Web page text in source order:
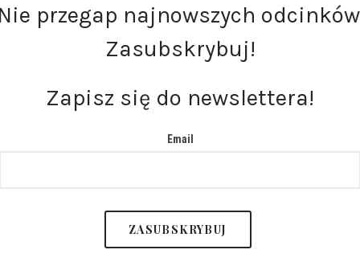
przegap najnowszych
Zasubskrybuj!
Zapisz się do newslettera!
Email